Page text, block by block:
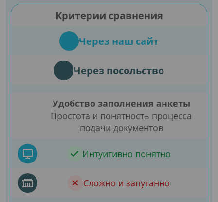
Критерии сравнения
Через наш сайт
Через посольство
Удобство заполнения анкеты
Простота и понятность процесса
подачи документов
Интуитивно понятно
Сложно и запутанно